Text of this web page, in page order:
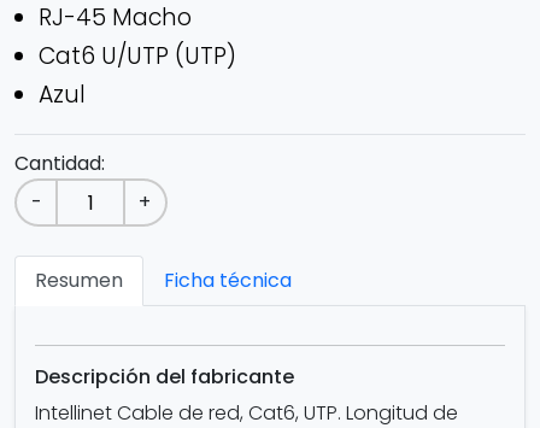
RJ-45 Macho
Cat6 U/UTP (UTP)
Azul
Cantidad:
-
+
Resumen Ficha técnica
Descripción del fabricante
Intellinet Cable de red, Cat6, UTP. Longitud de